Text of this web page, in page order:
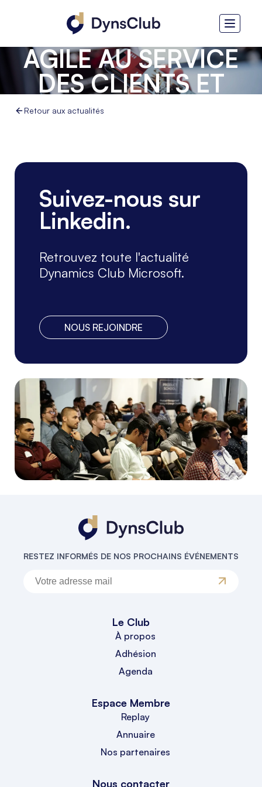
MAGIC SOFTWARE -
L'INTÉGRATION
AGILE AU SERVICE
DES CLIENTS ET
PARTENAIRES
Retour aux actualités
Suivez-nous sur
Linkedin.
Retrouvez toute l'actualité
Dynamics Club Microsoft.
NOUS REJOINDRE
RESTEZ INFORMÉS DE NOS PROCHAINS ÉVÉNEMENTS
Le Club
À propos
Adhésion
Agenda
Espace Membre
Replay
Annuaire
Nos partenaires
Nous contacter